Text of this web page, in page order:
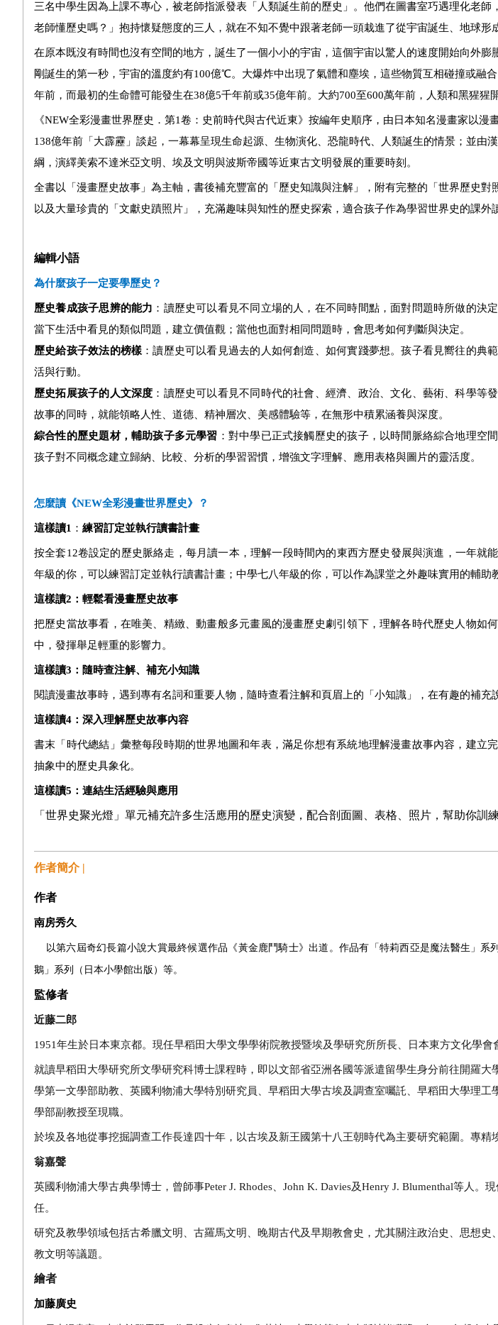
三名中學生因為上課不專心，被老師指派發表「人類誕生前的歷史」。他們在圖書室巧遇理化老
老師懂歷史嗎？」抱持懷疑態度的三人，就在不知不覺中跟著老師一頭栽進了從宇宙誕生、地球
在原本既沒有時間也沒有空間的地方，誕生了一個小小的宇宙，這個宇宙以驚人的速度開始向外膨
剛誕生的第一秒，宇宙的溫度約有100億℃。大爆炸中出現了氣體和塵埃，這些物質互相碰撞或融合
年前，而最初的生命體可能發生在38億5千年前或35億年前。大約700至600萬年前，人類和黑猩猩
《NEW全彩漫畫世界歷史．第1卷：史前時代與古代近東》按編年史順序， 由日本知名漫畫家以漫
138億年前「大霹靂」談起，一幕幕呈現生命起源、生物演化、恐龍時代、人類誕生的情景；並由
綱，演繹美索不達米亞文明、埃及文明與波斯帝國等近東古文明發展的重要時刻。
全書以「漫畫歷史故事」為主軸，書後補充豐富的「歷史知識與注解」，附有完整的「世界歷史對
以及大量珍貴的「文獻史蹟照片」，充滿趣味與知性的歷史探索，適合孩子作為學習世界史的課外
編輯小語
為什麼孩子一定要學歷史？
歷史養成孩子思辨的能力 ：讀歷史可以看見不同立場的人，在不同時間點，面對問題時所做的決
當下生活中看見的類似問題，建立價值觀；當他也面對相同問題時，會思考如何判斷與決定。
歷史給孩子效法的榜樣 ：讀歷史可以看見過去的人如何創造、如何實踐夢想。孩子看見嚮往的典
活與行動。
歷史拓展孩子的人文深度 ：讀歷史可以看見不同時代的社會、經濟、政治、文化、藝術、科學等
故事的同時，就能領略人性、道德、精神層次、美感體驗等，在無形中積累涵養與深度。
綜合性的歷史題材，輔助孩子多元學習 ：對中學已正式接觸歷史的孩子，以時間脈絡綜合地理空
孩子對不同概念建立歸納、比較、分析的學習習慣，增強文字理解、應用表格與圖片的靈活度。
怎麼讀《NEW全彩漫畫世界歷史》？
這樣讀1 ： 練習訂定並執行讀書計畫
按全套12卷設定的歷史脈絡走，每月讀一本，理解一段時間內的東西方歷史發展與演進，一年就
年級的你，可以練習訂定並執行讀書計畫；中學七八年級的你，可以作為課堂之外趣味實用的輔助
這樣讀2 ：輕鬆看漫畫歷史故事
把歷史當故事看，在唯美、精緻、動畫般多元畫風的漫畫歷史劇引領下，理解各時代歷史人物如
中，發揮舉足輕重的影響力。
這樣讀3 ：隨時查注解、補充小知識
閱讀漫畫故事時，遇到專有名詞和重要人物，隨時查看注解和頁眉上的「小知識」，在有趣的補充
這樣讀4 ：深入理解歷史故事內容
書末「時代總結」彙整每段時期的世界地圖和年表，滿足你想有系統地理解漫畫故事內容，建立
抽象中的歷史具象化。
這樣讀5 ：連結生活經驗與應用
「世界史聚光燈」單元補充許多生活應用的歷史演變，配合剖面圖、表格、照片，幫助你訓
作者簡介 |
作者
南房秀久
以第六屆奇幻長篇小說大賞最終候選作品《黃金鹿鬥騎士》出道。作品有「特莉西亞是魔法醫生」系
鵝」系列（日本小學館出版）等。
監修者
近藤二郎
1951年生於日本東京都。現任早稻田大學文學學術院教授暨埃及學研究所所長、日本東方文化學會
就讀早稻田大學研究所文學研究科博士課程時，即以文部省亞洲各國等派遣留學生身分前往開羅大
學第一文學部助教、英國利物浦大學特別研究員、早稻田大學古埃及調查室囑託、早稻田大學理工
學部副教授至現職。
於埃及各地從事挖掘調查工作長達四十年，以古埃及新王國第十八王朝時代為主要研究範圍。專精
翁嘉聲
英國利物浦大學古典學博士，曾師事Peter J. Rhodes John K. Davies及Henry J. Blumenthal等人。
任。
研究及教學領域包括古希臘文明、古羅馬文明、晚期古代及早期教會史，尤其關注政治史、思想史
教文明等議題。
繪者
加藤廣史